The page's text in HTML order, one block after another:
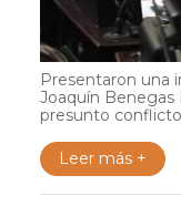
Presentaron una
Joaquín Benegas
presunto
Leer más +